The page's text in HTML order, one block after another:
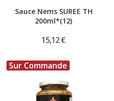
Sauce Nems SUREE TH
200ml*(12)
15,12 €
Sur Commande